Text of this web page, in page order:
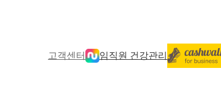
고객센터 임직원 건강관리